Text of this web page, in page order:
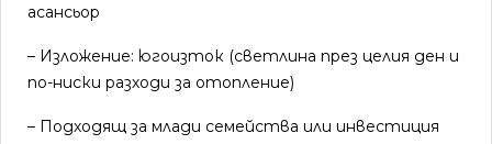
асансьор
– Изложение: югоизток (светлина през целия ден и
по-ниски разходи за отопление)
– Подходящ за млади семейства или инвестиция